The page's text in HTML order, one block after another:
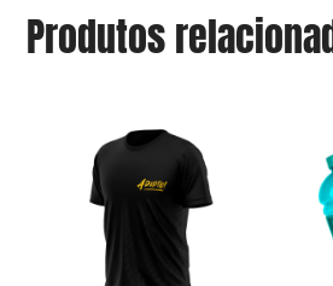
Produtos